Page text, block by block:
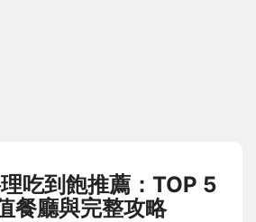
吃到飽推薦：TOP 5
餐廳與完整攻略